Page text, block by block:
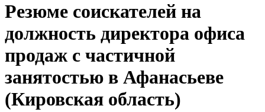
Резюме соискателей на
должность директора офиса
продаж с частичной
занятостью в Афанасьеве
(Кировская область)